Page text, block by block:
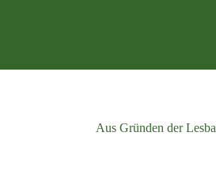
Aus Gründen der